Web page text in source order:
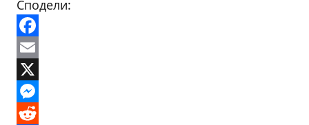
Сподели:
Facebook
Email
X
Messenger